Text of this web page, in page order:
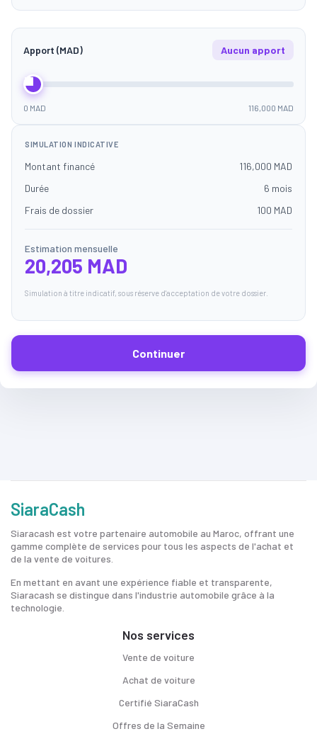
Apport (MAD) Aucun apport
0 MAD 116,000 MAD
SIMULATION INDICATIVE
Montant financé
116,000 MAD
Durée
6 mois
Frais de dossier
100 MAD
Estimation mensuelle
20,205 MAD
Simulation à titre indicatif, sous réserve d'acceptation de votre dossier.
Continuer
SiaraCash
Siaracash est votre partenaire automobile au Maroc, offrant une
gamme complète de services pour tous les aspects de l'achat et
de la vente de voitures.
En mettant en avant une expérience fiable et transparente,
Siaracash se distingue dans l'industrie automobile grâce à la
technologie.
Nos services
Vente de voiture
Achat de voiture
Certifié SiaraCash
Offres de la Semaine